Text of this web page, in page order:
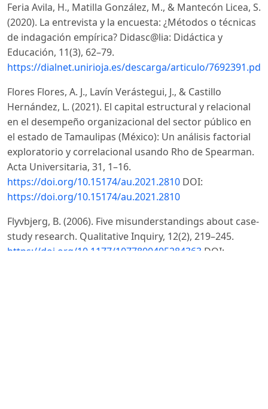
Feria Avila, H., Matilla González, M., & Mantecón Licea, S.
(2020). La entrevista y la encuesta: ¿Métodos o técnicas
de indagación empírica? Didasc@lia: Didáctica y
Educación, 11(3), 62–79.
https://dialnet.unirioja.es/descarga/articulo/7692391.pdf
Flores Flores, A. J., Lavín Verástegui, J., & Castillo
Hernández, L. (2021). El capital estructural y relacional
en el desempeño organizacional del sector público en
el estado de Tamaulipas (México): Un análisis factorial
exploratorio y correlacional usando Rho de Spearman.
Acta Universitaria, 31, 1–16.
https://doi.org/10.15174/au.2021.2810 DOI:
https://doi.org/10.15174/au.2021.2810
Flyvbjerg, B. (2006). Five misunderstandings about case-
study research. Qualitative Inquiry, 12(2), 219–245.
https://doi.org/10.1177/1077800405284363 DOI: